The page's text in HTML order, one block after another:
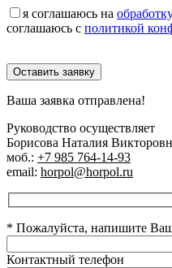
я соглашаюсь на
соглашаюсь с политикой
Оставить заявку
Ваша заявка отправлена!
Руководство осуществляет
Борисова Наталия
моб.: +7 985 764-14-93
email: horpol@horpol.ru
* Пожалуйста, напишите
Контактный телефон